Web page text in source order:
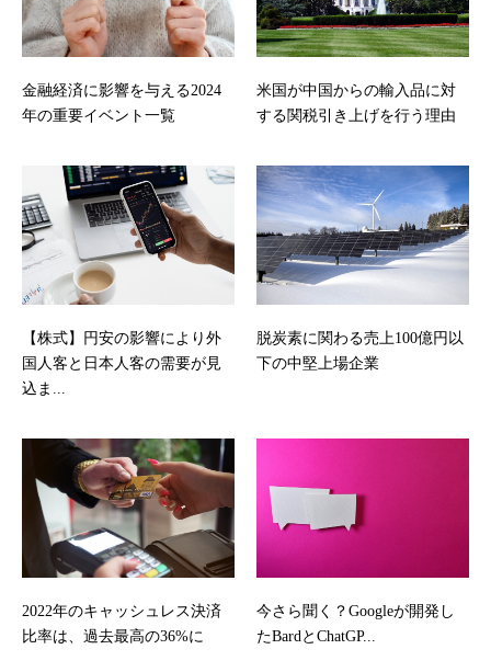
金融経済に影響を与える2024
年の重要イベント一覧
米国が中国からの輸入品に対
する関税引き上げを行う理由
【株式】円安の影響により外
国人客と日本人客の需要が見
込ま...
脱炭素に関わる売上100億円以
下の中堅上場企業
2022年のキャッシュレス決済
比率は、過去最高の36%に
今さら聞く？Googleが開発し
たBardとChatGP...